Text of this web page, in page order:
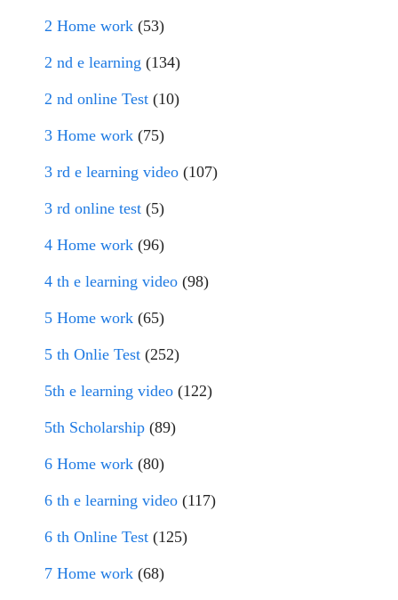
2 Home work (53)
2 nd e learning (134)
2 nd online Test (10)
3 Home work (75)
3 rd e learning video (107)
3 rd online test (5)
4 Home work (96)
4 th e learning video (98)
5 Home work (65)
5 th Onlie Test (252)
5th e learning video (122)
5th Scholarship (89)
6 Home work (80)
6 th e learning video (117)
6 th Online Test (125)
7 Home work (68)